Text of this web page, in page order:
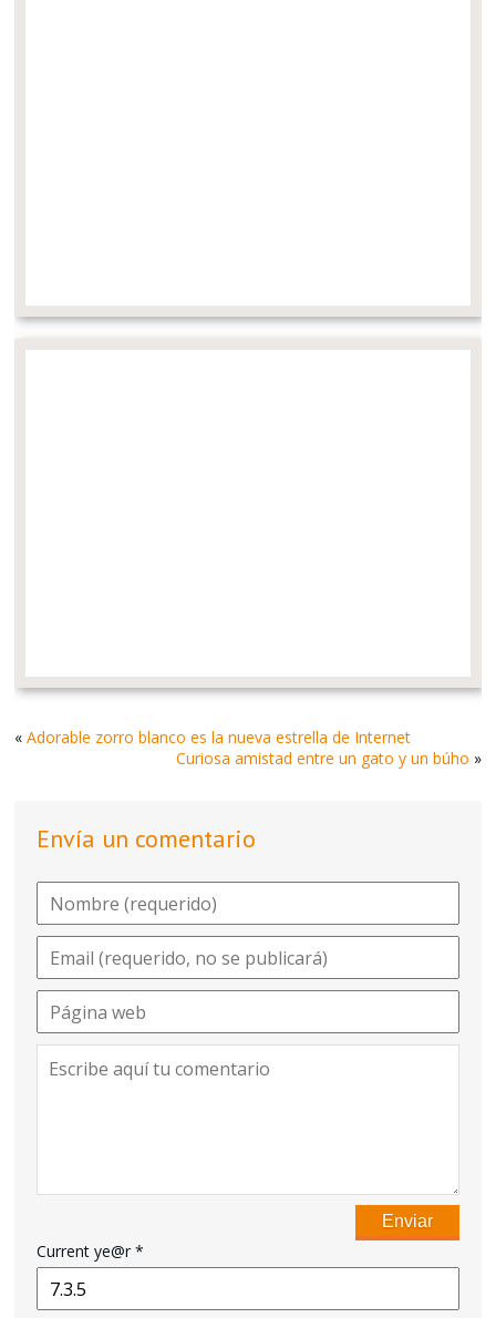
«Adorable zorro blanco es la nueva estrella de Internet
Curiosa amistad entre un gato y un búho »
Envía un comentario
Current ye@r*